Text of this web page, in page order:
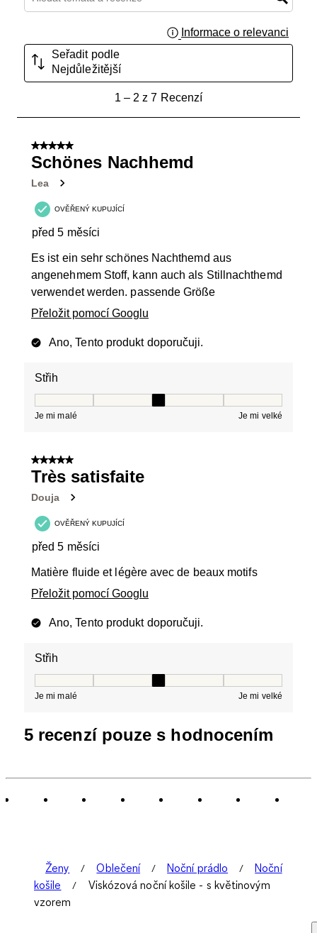
Informace o relevanci
Seřadit podle
Nejdůležitější
Recenzí.
1– 2 z 7 Recenzí
5 z 5 hvězdiček.
Schönes Nachhemd
Lea
OVĚŘENÝ KUPUJÍCÍ
před 5 měsíci
Es ist ein sehr schönes Nachthemd aus
angenehmem Stoff, kann auch als Stillnachthemd
verwendet werden. passende Größe
Přeložit pomocí Googlu
Ano, Tento produkt doporučuji.
Střih
Je mi malé Je mi velké
5 z 5 hvězdiček.
Très satisfaite
Douja
OVĚŘENÝ KUPUJÍCÍ
před 5 měsíci
Matière fluide et légère avec de beaux motifs
Přeložit pomocí Googlu
Ano, Tento produkt doporučuji.
Střih
Je mi malé Je mi velké
5 recenzí pouze s hodnocením
Ženy Oblečení Noční prádlo
Noční
košile
Viskózová noční košile - s květinovým
vzorem